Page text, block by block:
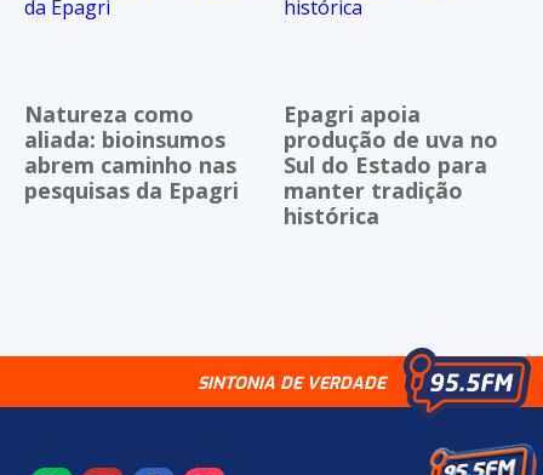
Natureza como
aliada: bioinsumos
abrem caminho nas
pesquisas da Epagri
Epagri apoia
produção de uva no
Sul do Estado para
manter tradição
histórica
SINTONIA DE VERDADE